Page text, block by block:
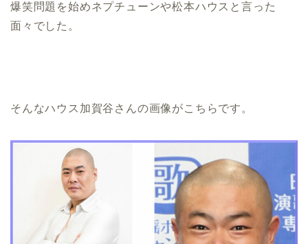
爆笑問題を始めネプチューンや松本ハウスと言った
面々でした。
そんなハウス加賀谷さんの画像がこちらです。